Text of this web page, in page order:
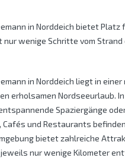
in Norddeich bietet Platz
nur wenige Schritte vom
in Norddeich liegt in
erholsamen Nordseeurlaub.
Spaziergänge
und Restaurants
bietet zahlreiche
nur wenige Kilometer